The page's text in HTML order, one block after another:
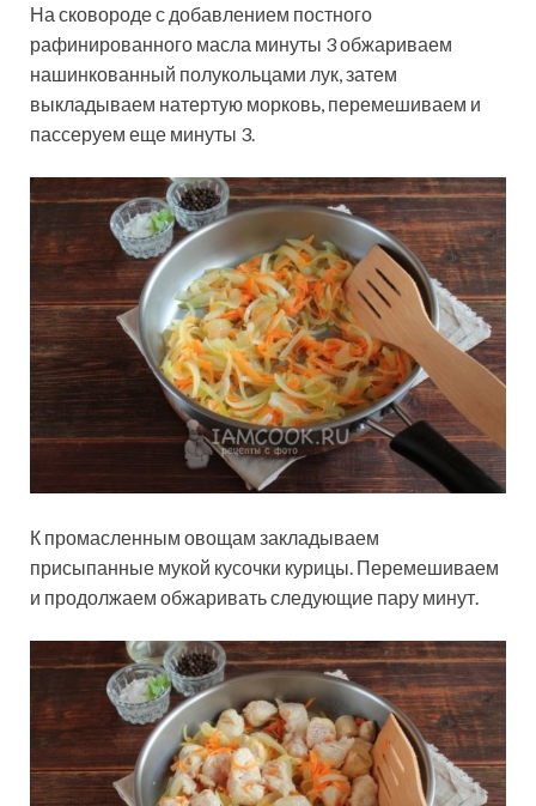
На сковороде с добавлением постного
рафинированного масла минуты 3 обжариваем
нашинкованный полукольцами лук, затем
выкладываем натертую морковь, перемешиваем и
пассеруем еще минуты 3.
К промасленным овощам закладываем
присыпанные мукой кусочки курицы. Перемешиваем
и продолжаем обжаривать следующие пару минут.